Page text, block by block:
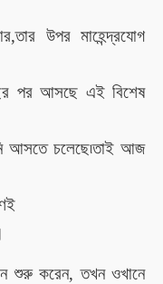
উপর মাহেন্দ্রযোগ
পর আসছে এই বিশেষ
আসতে চলেছে৷তাই আজ
শুরু করেন,তখন ওখানে